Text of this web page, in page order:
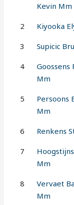
Kevin Mm
2 Kiyooka
3 Supicic
4
Goossens
Mm
5
Persoons
Mm
6 Renkens
7
Mm
8
Vervaet
Mm